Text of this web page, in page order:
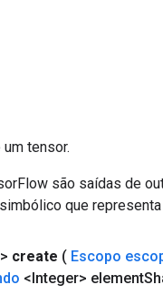
tensor.
são saídas de
que
create ( Escopo
<Integer> element